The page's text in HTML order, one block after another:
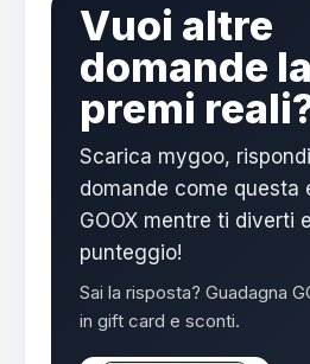
Vuoi altre
domande
premi
Scarica mygoo,
domande come questa
GOOX mentre ti diverti
punteggio!
Sai la risposta? Guadagna
in gift card e sconti.